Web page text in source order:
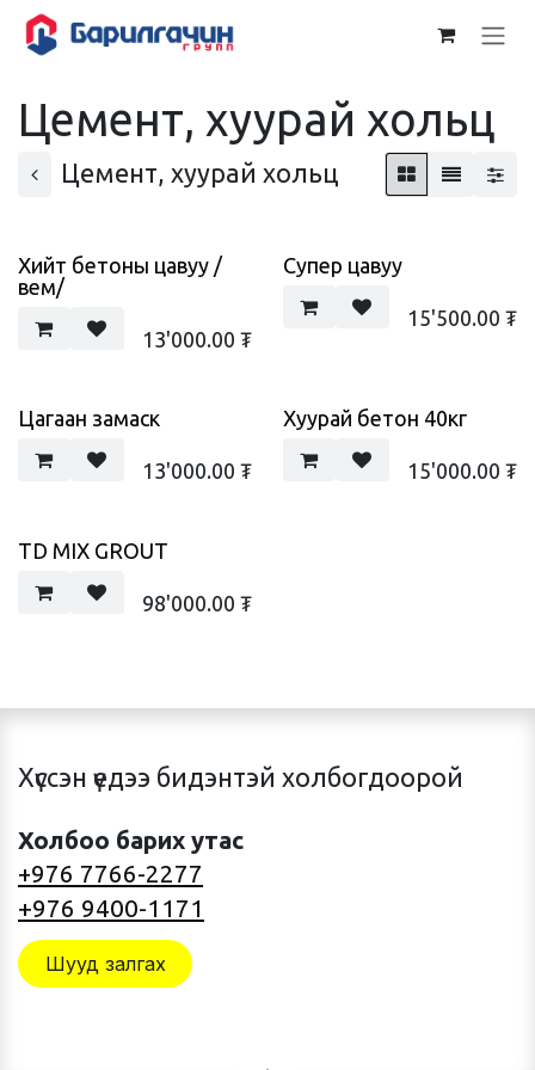
Skip to Content
Цемент, хуурай хольц
Цемент, хуурай хольц
Хийт бетоны цавуу /
вем/
13'000.00 ₮
Супер цавуу
15'500.00 ₮
Цагаан замаск
13'000.00 ₮
Хуурай бетон 40кг
15'000.00 ₮
TD MIX GROUT
98'000.00 ₮
Хүссэн үедээ бидэнтэй холбогдоорой
Холбоо барих утас
+976 7766-2277
+976 9400-1171
Шууд залгах